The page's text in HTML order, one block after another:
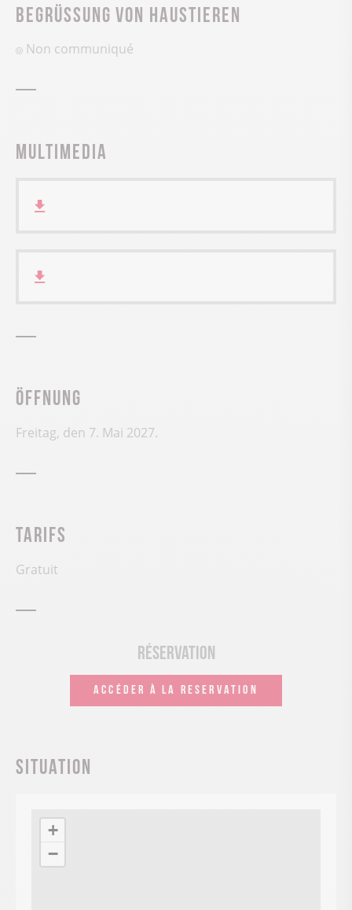
Begrüssung von Haustieren
Non communiqué
Multimedia
Öffnung
Freitag, den 7. Mai 2027.
Tarifs
Gratuit
Réservation
ACCÉDER À LA RESERVATION
Situation
+
−